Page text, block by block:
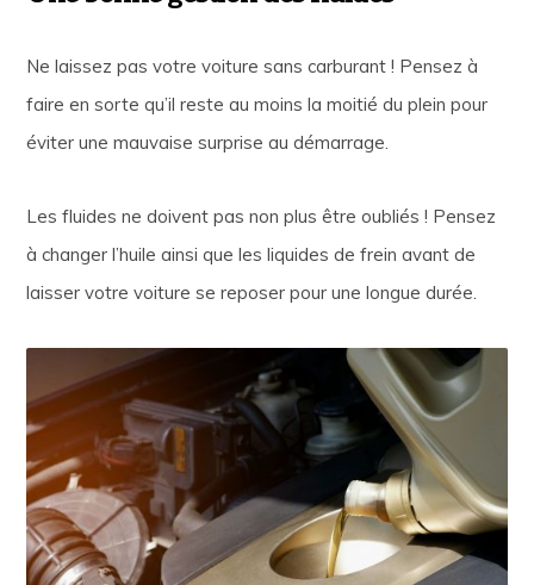
Ne laissez pas votre voiture sans carburant ! Pensez à
faire en sorte qu’il reste au moins la moitié du plein pour
éviter une mauvaise surprise au démarrage.
Les fluides ne doivent pas non plus être oubliés ! Pensez
à changer l’huile ainsi que les liquides de frein avant de
laisser votre voiture se reposer pour une longue durée.